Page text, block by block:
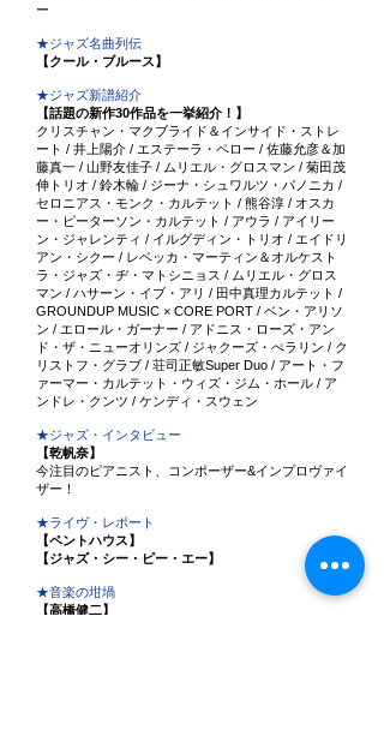
ー
★ジャズ名曲列伝
【クール・ブルース】
★ジャズ新譜紹介
【話題の新作30作品を一挙紹介！】
クリスチャン・マクブライド＆インサイド・ストレ
ート / 井上陽介 / エステーラ・ペロー / 佐藤允彦＆加
藤真一 / 山野友佳子 / ムリエル・グロスマン / 菊田茂
伸トリオ / 鈴木輪 / ジーナ・シュワルツ・パノニカ /
セロニアス・モンク・カルテット / 熊谷淳 / オスカ
ー・ピーターソン・カルテット / アウラ / アイリー
ン・ジャレンティ / イルグディン・トリオ / エイドリ
アン・シクー / レベッカ・マーティン＆オルケスト
ラ・ジャズ・ヂ・マトシニョス / ムリエル・グロス
マン / ハサーン・イブ・アリ / 田中真理カルテット /
GROUNDUP MUSIC × CORE PORT / ベン・アリソ
ン / エロール・ガーナー / アドニス・ローズ・アン
ド・ザ・ニューオリンズ / ジャクーズ・ぺラリン / ク
リストフ・グラブ / 荘司正敏Super Duo / アート・フ
ァーマー・カルテット・ウィズ・ジム・ホール / ア
ンドレ・クンツ / ケンディ・スウェン
★ジャズ・インタビュー
【乾帆奈】
今注目のピアニスト、コンポーザー&インプロヴァイ
ザー！
★ライヴ・レポート
【ペントハウス】
【ジャズ・シー・ピー・エー】
★音楽の坩堝
【高橋健二】